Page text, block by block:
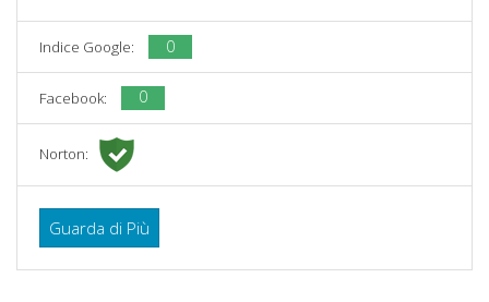
Indice Google: 0
Facebook: 0
Norton:
Guarda di Più